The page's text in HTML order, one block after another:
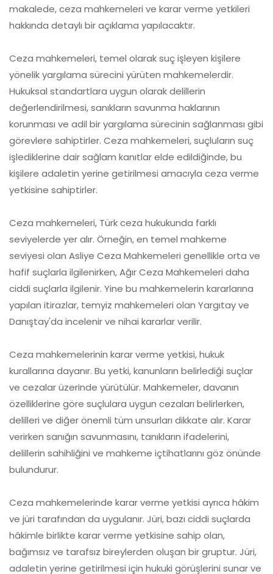
makalede, ceza mahkemeleri ve karar verme yetkileri
hakkında detaylı bir açıklama yapılacaktır.
Ceza mahkemeleri, temel olarak suç işleyen kişilere
yönelik yargılama sürecini yürüten mahkemelerdir.
Hukuksal standartlara uygun olarak delillerin
değerlendirilmesi, sanıkların savunma haklarının
korunması ve adil bir yargılama sürecinin sağlanması gibi
görevlere sahiptirler. Ceza mahkemeleri, suçluların suç
işlediklerine dair sağlam kanıtlar elde edildiğinde, bu
kişilere adaletin yerine getirilmesi amacıyla ceza verme
yetkisine sahiptirler.
Ceza mahkemeleri, Türk ceza hukukunda farklı
seviyelerde yer alır. Örneğin, en temel mahkeme
seviyesi olan Asliye Ceza Mahkemeleri genellikle orta ve
hafif suçlarla ilgilenirken, Ağır Ceza Mahkemeleri daha
ciddi suçlarla ilgilenir. Yine bu mahkemelerin kararlarına
yapılan itirazlar, temyiz mahkemeleri olan Yargıtay ve
Danıştay'da incelenir ve nihai kararlar verilir.
Ceza mahkemelerinin karar verme yetkisi, hukuk
kurallarına dayanır. Bu yetki, kanunların belirlediği suçlar
ve cezalar üzerinde yürütülür. Mahkemeler, davanın
özelliklerine göre suçlulara uygun cezaları belirlerken,
delilleri ve diğer önemli tüm unsurları dikkate alır. Karar
verirken sanığın savunmasını, tanıkların ifadelerini,
delillerin sahihliğini ve mahkeme içtihatlarını göz önünde
bulundurur.
Ceza mahkemelerinde karar verme yetkisi ayrıca hâkim
ve jüri tarafından da uygulanır. Jüri, bazı ciddi suçlarda
hâkimle birlikte karar verme yetkisine sahip olan,
bağımsız ve tarafsız bireylerden oluşan bir gruptur. Jüri,
adaletin yerine getirilmesi için hukuki görüşlerini sunar ve